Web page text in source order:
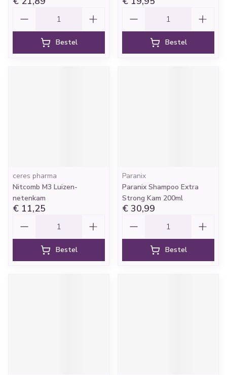
Bestel Bestel
ceres pharma
Nitcomb M3 Luizen-
netenkam
€ 11,25
Bestel
Paranix
Paranix Shampoo Extra
Strong Kam 200ml
€ 30,99
Bestel